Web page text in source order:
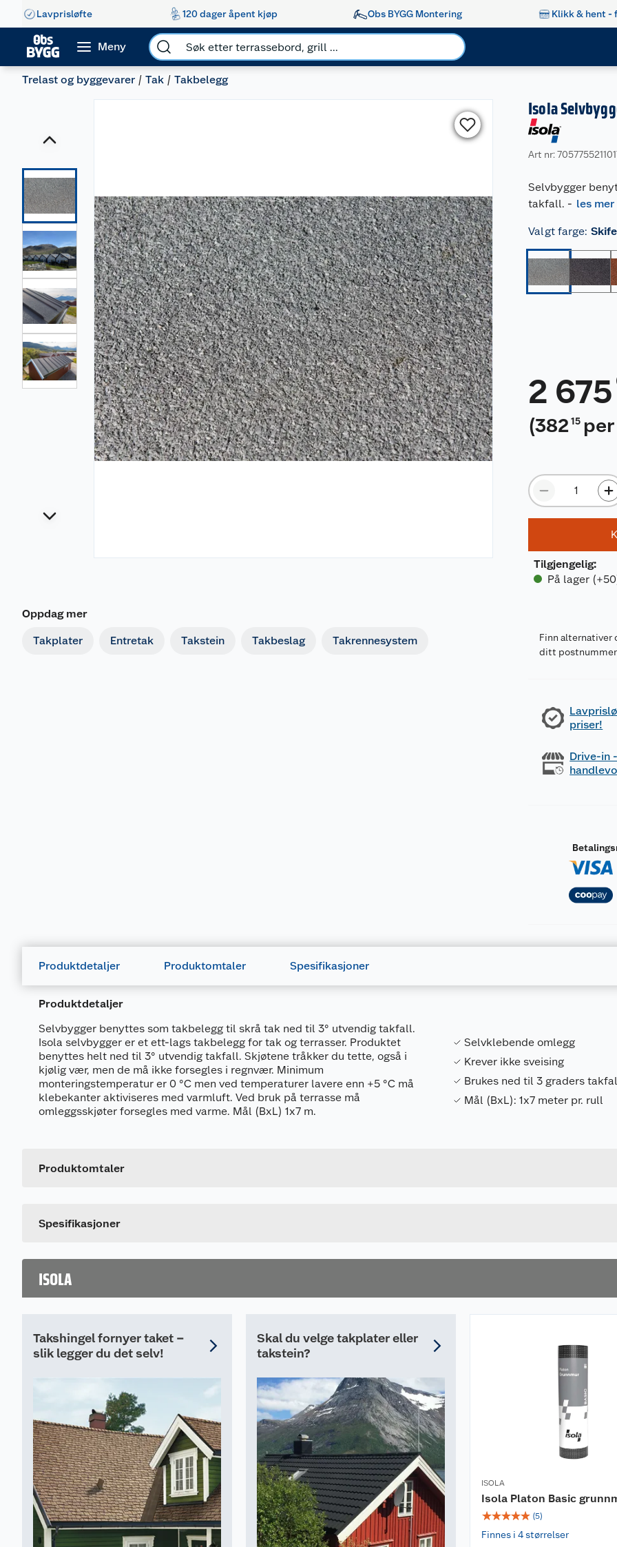
Lavprisløfte 120 dager åpent kjøp Obs BYGG Montering Klikk & hent -
Meny
Trelast og byggevarer Tak Takbelegg
Oppdag mer
Takplater Entretak Takstein Takbeslag Takrennesystem
Isola
Art nr:
Selvbygger
takfall. - les mer
Valgt farge:
2 675
(38215
Tilgjengelig:
På lager
Finn alternativer
ditt postnummer
priser!
Drive-in
Produktdetaljer Produktomtaler Spesifikasjoner
Produktdetaljer
Selvbygger benyttes som takbelegg til skrå tak ned til 3° utvendig takfall.
Isola selvbygger er et ett-lags takbelegg for tak og terrasser. Produktet
benyttes helt ned til 3° utvendig takfall. Skjøtene tråkker du tette, også i
kjølig vær, men de må ikke forsegles i regnvær. Minimum
monteringstemperatur er 0 °C men ved temperaturer lavere enn +5 °C må
klebekanter aktiviseres med varmluft. Ved bruk på terrasse må
omleggsskjøter forsegles med varme. Mål (BxL) 1x7 m.
Selvklebende omlegg
Krever ikke sveising
Brukes ned til 3 graders
Mål (BxL): 1x7 meter pr. rull
Produktomtaler
Spesifikasjoner
Leverandørens artikkelnummer
ISOLA
Takshingel fornyer taket –
slik legger du det selv!
Skal du velge takplater eller
takstein?
ISOLA
Isola Platon Basic
☆☆☆☆☆ (5)
Finnes i 4 størrelser